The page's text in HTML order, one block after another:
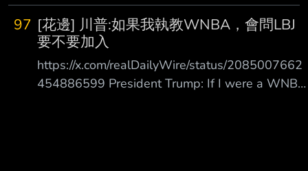
97 [花邊] 川普:如果我執教WNBA，會問LBJ
要不要加入
https://x.com/realDailyWire/status/2085007662
454886599 President Trump: If I were a WNBA